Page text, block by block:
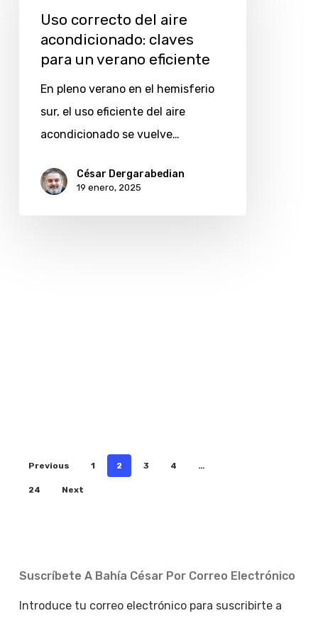
para
verano
eficiente
Uso correcto del aire
acondicionado: claves
para un verano eficiente
En pleno verano en el hemisferio
sur, el uso eficiente del aire
acondicionado se vuelve…
César Dergarabedian
19 enero, 2025
Previous 1 2 3 4 …
24 Next
Suscríbete A Bahía César Por Correo Electrónico
Introduce tu correo electrónico para suscribirte a